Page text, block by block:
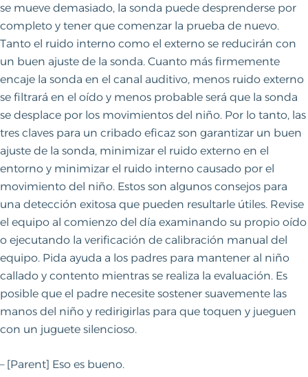
se mueve demasiado, la sonda puede desprenderse por
completo y tener que comenzar la prueba de nuevo.
Tanto el ruido interno como el externo se reducirán con
un buen ajuste de la sonda. Cuanto más firmemente
encaje la sonda en el canal auditivo, menos ruido externo
se filtrará en el oído y menos probable será que la sonda
se desplace por los movimientos del niño. Por lo tanto, las
tres claves para un cribado eficaz son garantizar un buen
ajuste de la sonda, minimizar el ruido externo en el
entorno y minimizar el ruido interno causado por el
movimiento del niño. Estos son algunos consejos para
una detección exitosa que pueden resultarle útiles. Revise
el equipo al comienzo del día examinando su propio oído
o ejecutando la verificación de calibración manual del
equipo. Pida ayuda a los padres para mantener al niño
callado y contento mientras se realiza la evaluación. Es
posible que el padre necesite sostener suavemente las
manos del niño y redirigirlas para que toquen y jueguen
con un juguete silencioso.
– [Parent] Eso es bueno.